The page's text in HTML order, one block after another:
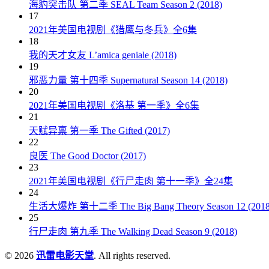
海豹突击队 第二季 SEAL Team Season 2 (2018)
17
2021年美国电视剧《猎鹰与冬兵》全6集
18
我的天才女友 L’amica geniale (2018)
19
邪恶力量 第十四季 Supernatural Season 14 (2018)
20
2021年美国电视剧《洛基 第一季》全6集
21
天赋异禀 第一季 The Gifted (2017)
22
良医 The Good Doctor (2017)
23
2021年美国电视剧《行尸走肉 第十一季》全24集
24
生活大爆炸 第十二季 The Big Bang Theory Season 12
25
行尸走肉 第九季 The Walking Dead Season 9 (2018)
© 2026 迅雷电影天堂. All rights reserved.